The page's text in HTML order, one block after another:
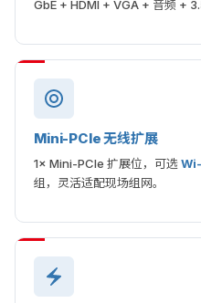
GbE + HDMI + VGA + 音频 +
Mini-PCIe 无线扩展
1× Mini-PCIe 扩展位，可选
组，灵活适配现场组网。